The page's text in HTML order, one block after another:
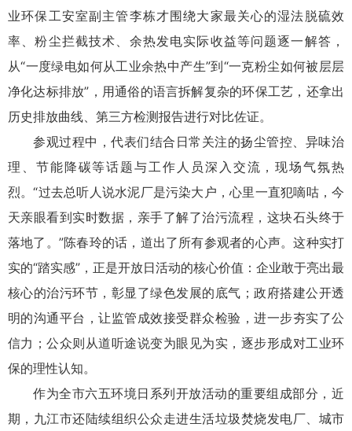
业环保工安室副主管李栋才围绕大家最关心的湿法脱硫效
率、粉尘拦截技术、余热发电实际收益等问题逐一解答，
从“一度绿电如何从工业余热中产生”到“一克粉尘如何被层层
净化达标排放”，用通俗的语言拆解复杂的环保工艺，还拿出
历史排放曲线、第三方检测报告进行对比佐证。
参观过程中，代表们结合日常关注的扬尘管控、异味治
理、节能降碳等话题与工作人员深入交流，现场气氛热
烈。“过去总听人说水泥厂是污染大户，心里一直犯嘀咕，今
天亲眼看到实时数据，亲手了解了治污流程，这块石头终于
落地了。”陈春玲的话，道出了所有参观者的心声。这种实打
实的“踏实感”，正是开放日活动的核心价值：企业敢于亮出最
核心的治污环节，彰显了绿色发展的底气；政府搭建公开透
明的沟通平台，让监管成效接受群众检验，进一步夯实了公
信力；公众则从道听途说变为眼见为实，逐步形成对工业环
保的理性认知。
作为全市六五环境日系列开放活动的重要组成部分，近
期，九江市还陆续组织公众走进生活垃圾焚烧发电厂、城市